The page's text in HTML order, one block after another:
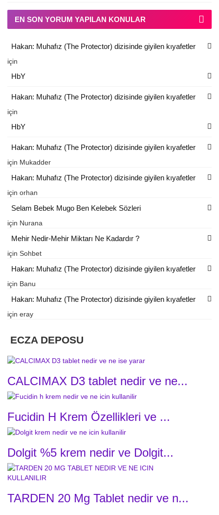
EN SON YORUM YAPILAN KONULAR
Hakan: Muhafız (The Protector) dizisinde giyilen kıyafetler
için
HbY
Hakan: Muhafız (The Protector) dizisinde giyilen kıyafetler
için
HbY
Hakan: Muhafız (The Protector) dizisinde giyilen kıyafetler
için Mukadder
Hakan: Muhafız (The Protector) dizisinde giyilen kıyafetler
için orhan
Selam Bebek Mugo Ben Kelebek Sözleri
için Nurana
Mehir Nedir-Mehir Miktarı Ne Kadardır ?
için Sohbet
Hakan: Muhafız (The Protector) dizisinde giyilen kıyafetler
için Banu
Hakan: Muhafız (The Protector) dizisinde giyilen kıyafetler
için eray
ECZA DEPOSU
CALCIMAX D3 tablet nedir ve ne...
Fucidin H Krem Özellikleri ve ...
Dolgit %5 krem nedir ve Dolgit...
TARDEN 20 Mg Tablet nedir ve n...